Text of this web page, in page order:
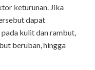
keturunan. Jika
dapat
kulit dan rambut,
beruban, hingga